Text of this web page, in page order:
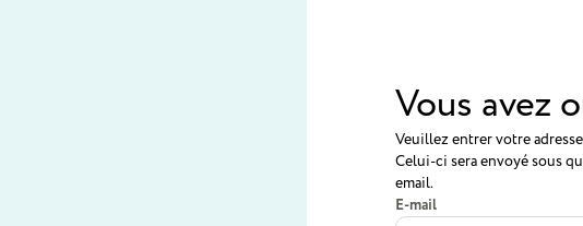
Vous avez
Veuillez entrer votre
Celui-ci sera envoyé sous
email.
E-mail